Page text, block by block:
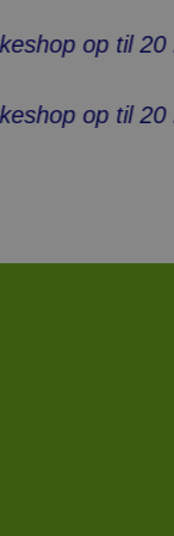
til 20 kg*-
til 20 kg*-